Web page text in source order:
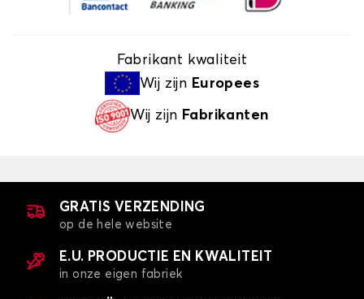
Fabrikant kwaliteit
Wij zijn Europees
Wij zijn Fabrikanten
GRATIS VERZENDING
op de hele website
E.U. PRODUCTIE EN KWALITEIT
in onze eigen fabriek